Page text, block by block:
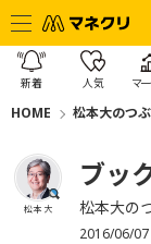
新着 人気 マ
HOME 松本大のつ
松本 大
ブッ
松本大の
2016/06/07